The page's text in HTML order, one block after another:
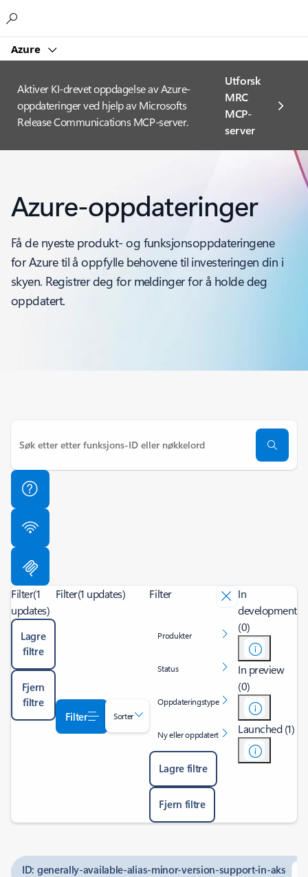
Azure
Aktiver KI-drevet oppdagelse av Azure-
oppdateringer ved hjelp av Microsofts
Release Communications MCP-server.
Utforsk
MRC
MCP-
server
Azure-oppdateringer
Få de nyeste produkt- og funksjonsoppdateringene
for Azure til å oppfylle behovene til investeringen din i
skyen. Registrer deg for meldinger for å holde deg
oppdatert.
Filter(1
updates)
Lagre
filtre
Fjern
filtre
Filter(1 updates)
Filter Sorter
Filter
Produkter
Status
Oppdateringstype
Ny eller oppdatert
Lagre filtre
Fjern filtre
In
development
(0)
In preview
(0)
Launched (1)
ID: generally-available-alias-minor-version-support-in-aks